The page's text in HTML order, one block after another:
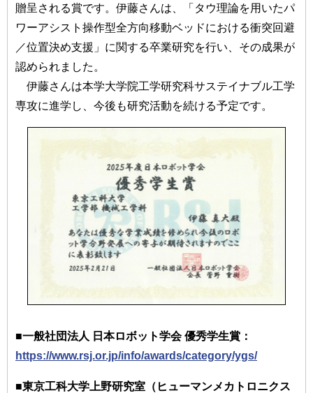
贈呈される賞です。伊藤さんは、「タウ理論を用いたパ
ワーアシスト操作型全方向移動ベッドにおける衝突回避
／位置決め支援」に関する卒業研究を行い、その成果が
認められました。
伊藤さんは本学大学院工学研究科サステイナブル工学
専攻に進学し、今後も研究活動を続ける予定です。
■一般社団法人 日本ロボット学会 優秀学生賞：
https://www.rsj.or.jp/info/awards/category/ygs/
■東京工科大学上野研究室（ヒューマンメカトロニクス